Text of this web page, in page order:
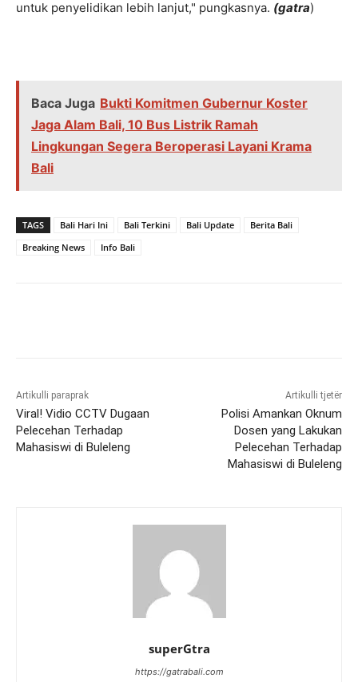
untuk penyelidikan lebih lanjut," pungkasnya. (gatra)
Baca Juga Bukti Komitmen Gubernur Koster
Jaga Alam Bali, 10 Bus Listrik Ramah
Lingkungan Segera Beroperasi Layani Krama
Bali
TAGS Bali Hari Ini Bali Terkini Bali Update
Berita Bali
Breaking News
Info Bali
Artikulli paraprak
Viral! Vidio CCTV Dugaan
Pelecehan Terhadap
Mahasiswi di Buleleng
Artikulli tjetër
Polisi Amankan Oknum
Dosen yang Lakukan
Pelecehan Terhadap
Mahasiswi di Buleleng
superGtra
https://gatrabali.com